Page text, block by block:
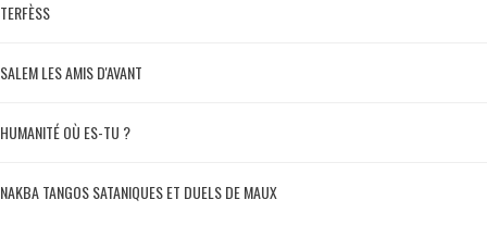
TERFÈSS
SALEM LES AMIS D'AVANT
HUMANITÉ OÙ ES-TU ?
NAKBA TANGOS SATANIQUES ET DUELS DE MAUX